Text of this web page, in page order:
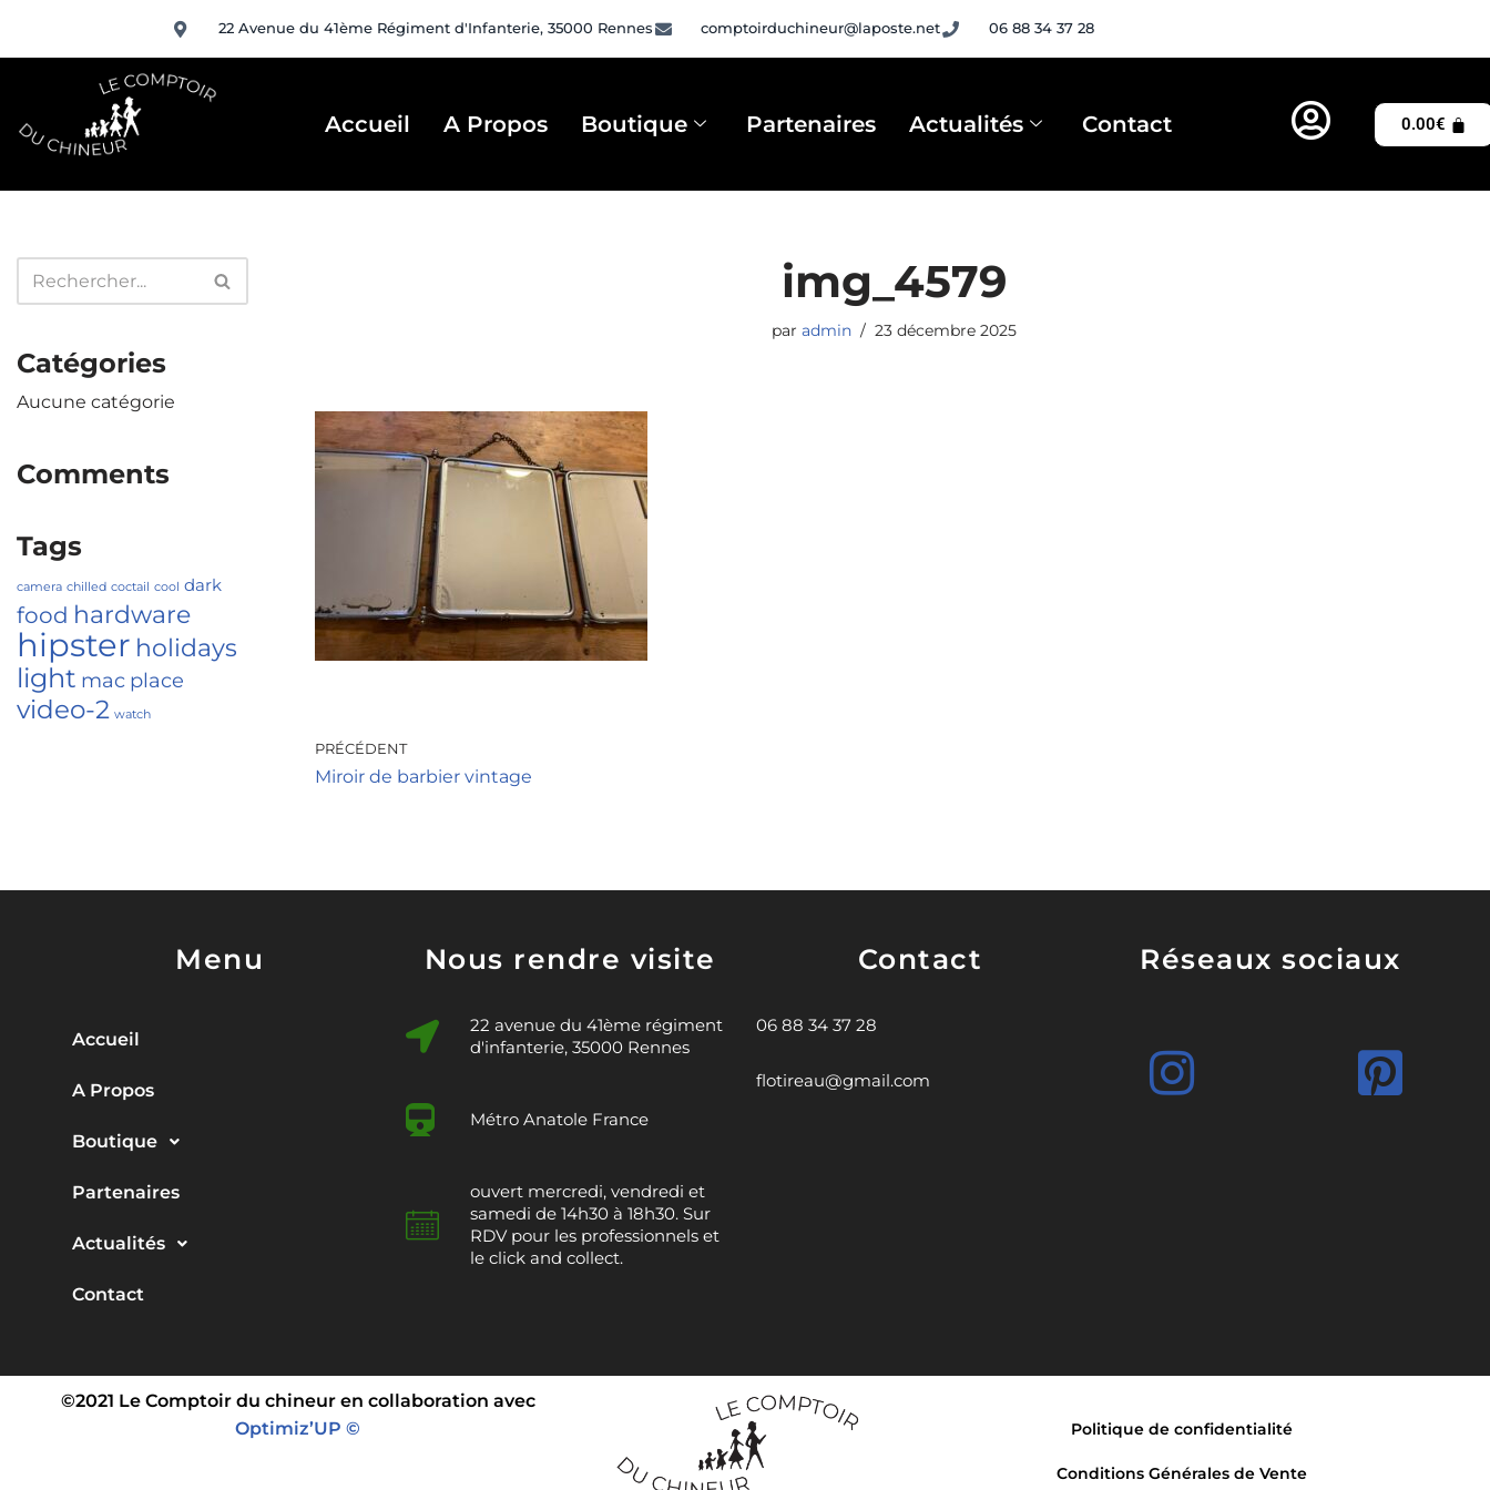
Aller
22 Avenue du 41ème Régiment d'Infanterie, 35000 Rennes comptoirduchineur@laposte.net 06 88 34 37 28
Accueil A Propos Boutique Partenaires Actualités Contact 0.00€
Catégories
Aucune catégorie
Comments
Tags
camera chilled coctail cool dark
food hardware
hipster holidays
light mac place
video-2 watch
img_4579
par admin 23 décembre 2025
PRÉCÉDENT
Miroir de barbier vintage
Menu
Accueil
A Propos
Boutique
Partenaires
Actualités
Contact
Nous rendre visite
22 avenue du 41ème régiment
d'infanterie, 35000 Rennes
Métro Anatole France
ouvert mercredi, vendredi et
samedi de 14h30 à 18h30. Sur
RDV pour les professionnels et
le click and collect.
Contact
06 88 34 37 28
flotireau@gmail.com
Réseaux sociaux
©2021 Le Comptoir du chineur en collaboration avec
Optimiz’UP ©
Politique de confidentialité
Conditions Générales de Vente